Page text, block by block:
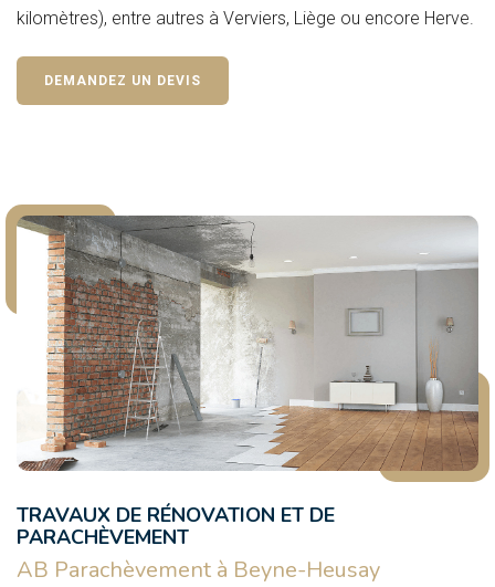
kilomètres), entre autres à Verviers, Liège ou encore Herve.
DEMANDEZ UN DEVIS
TRAVAUX DE RÉNOVATION ET DE
PARACHÈVEMENT
AB Parachèvement à Beyne-Heusay